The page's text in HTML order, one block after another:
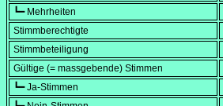
┗━ Mehrheiten
Stimmberechtigte
Stimmbeteiligung
Gültige (= massgebende) Stimmen
┗━ Ja-Stimmen